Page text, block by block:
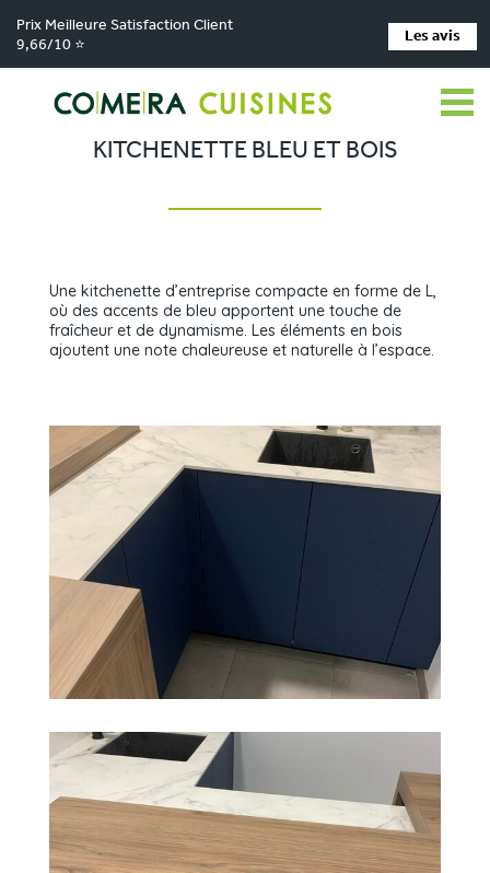
Prix Meilleure Satisfaction Client
9,66/10 ⭐
Les avis
Comera Cuisines > Kitchenette bleu et bois
KITCHENETTE BLEU ET BOIS
Une kitchenette d’entreprise compacte en forme de L,
où des accents de bleu apportent une touche de
fraîcheur et de dynamisme. Les éléments en bois
ajoutent une note chaleureuse et naturelle à l’espace.